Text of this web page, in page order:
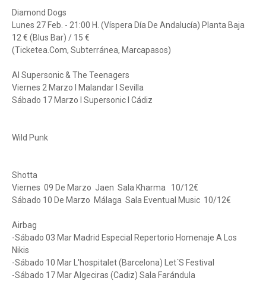
Diamond Dogs
Lunes 27 Feb. - 21:00 H. (Víspera Día De Andalucía) Planta Baja
12 € (Blus Bar) / 15 €
(Ticketea.Com, Subterránea, Marcapasos)
Al Supersonic & The Teenagers
Viernes 2 Marzo I Malandar I Sevilla
Sábado 17 Marzo I Supersonic I Cádiz
Wild Punk
Shotta
Viernes 09 De Marzo Jaen Sala Kharma 10/12€
Sábado 10 De Marzo Málaga Sala Eventual Music 10/12€
Airbag
-Sábado 03 Mar Madrid Especial Repertorio Homenaje A Los
Nikis
-Sábado 10 Mar L'hospitalet (Barcelona) Let´S Festival
-Sábado 17 Mar Algeciras (Cadiz) Sala Farándula